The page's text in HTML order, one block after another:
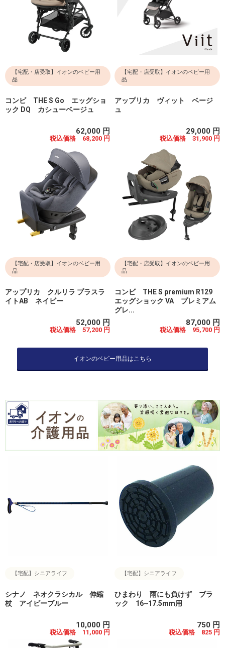
【宅配・店受取】イオンのベビー用
品
コンビ THE S Go エッグショ
ック DQ カシューベージュ
62,000 円
税込価格 68,200 円
【宅配・店受取】イオンのベビー用
品
アップリカ ヴィット ベージ
ュ
29,000 円
税込価格 31,900 円
【宅配・店受取】イオンのベビー用
品
アップリカ クルリラ プラスラ
イトAB ネイビー
52,000 円
税込価格 57,200 円
【宅配・店受取】イオンのベビー用
品
コンビ THE S premium R129
エッグショック VA プレミアム
グレ...
87,000 円
税込価格 95,700 円
イオンのベビー用品はこちら
【宅配】シニアライフ
シナノ ネオクラシカル 伸縮
杖 アイビーブルー
10,000 円
税込価格 11,000 円
【宅配】シニアライフ
ひまわり 雨にも負けず ブラ
ック 16~17.5mm用
750 円
税込価格 825 円